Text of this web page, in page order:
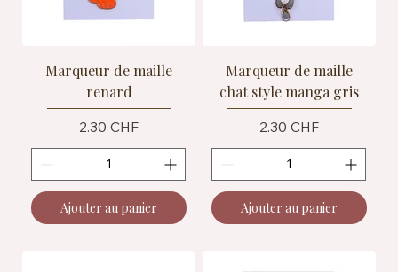
Marqueur de maille
renard
Prix
2.30 CHF
Ajouter au panier
Marqueur de maille
chat style manga gris
Prix
2.30 CHF
Ajouter au panier